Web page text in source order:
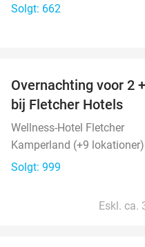
Solgt: 662
Overnachting voor 2
bij Fletcher Hotels
Wellness-Hotel Fletcher
Kamperland (+9 lokationer)
Solgt: 999
Eskl. ca.